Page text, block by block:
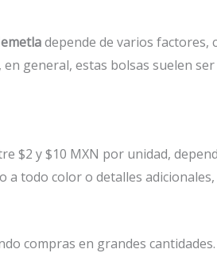
depende de varios factores,
general, estas bolsas suelen
$2 y $10 MXN por unidad,
todo color o detalles
compras en grandes cantidades.